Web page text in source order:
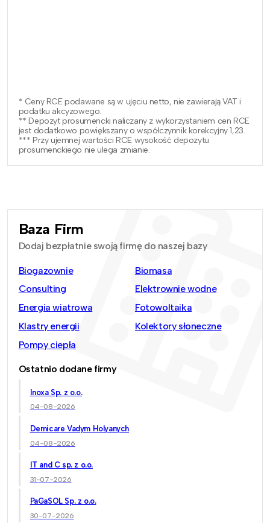
* Ceny RCE podawane są w ujęciu netto, nie zawierają VAT i
podatku akcyzowego.
** Depozyt prosumencki naliczany z wykorzystaniem cen RCE
jest dodatkowo powiększany o współczynnik korekcyjny 1,23.
*** Przy ujemnej wartości RCE wysokość depozytu
prosumenckiego nie ulega zmianie.
Baza Firm
Dodaj bezpłatnie swoją firmę do naszej bazy
Biogazownie
Biomasa
Consulting
Elektrownie wodne
Energia wiatrowa
Fotowoltaika
Klastry energii
Kolektory słoneczne
Pompy ciepła
Ostatnio dodane firmy
Inoxa Sp. z o.o.
04-08-2026
Demicare Vadym Holyanych
04-08-2026
IT and C sp. z o.o.
31-07-2026
PaGaSOL Sp. z o.o.
30-07-2026